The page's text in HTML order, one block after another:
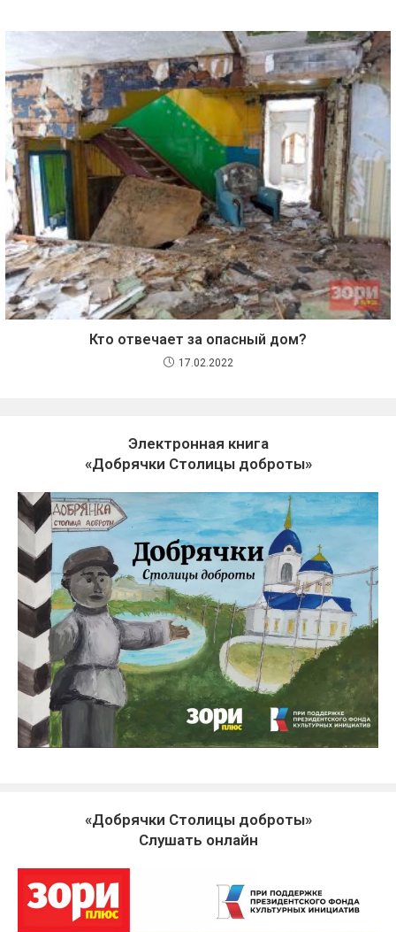
Кто отвечает за опасный дом?
17.02.2022
Электронная книга
«Добрячки Столицы доброты»
«Добрячки Столицы доброты»
Слушать онлайн